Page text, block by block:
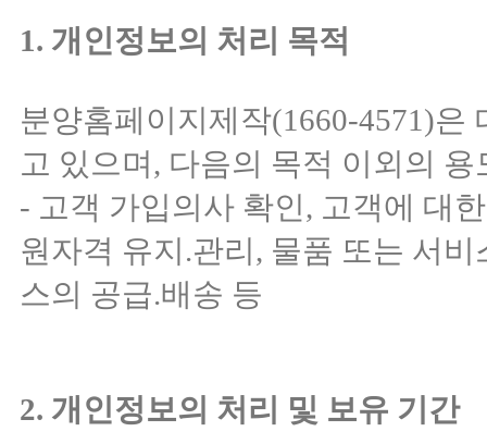
1. 개인정보의 처리 목적
분양홈페이지제작(1660-4571)은
고 있으며, 다음의 목적 이외의
- 고객 가입의사 확인, 고객에 대
원자격 유지.관리, 물품 또는 서
스의 공급.배송 등
2. 개인정보의 처리 및 보유 기간